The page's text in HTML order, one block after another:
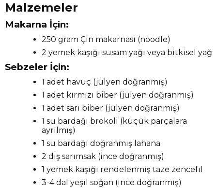
Malzemeler
Makarna İçin:
250 gram Çin makarnası (noodle)
2 yemek kaşığı susam yağı veya bitkisel yağ
Sebzeler İçin:
1 adet havuç (jülyen doğranmış)
1 adet kırmızı biber (jülyen doğranmış)
1 adet sarı biber (jülyen doğranmış)
1 su bardağı brokoli (küçük parçalara
ayrılmış)
1 su bardağı doğranmış lahana
2 diş sarımsak (ince doğranmış)
1 yemek kaşığı rendelenmiş taze zencefil
3-4 dal yeşil soğan (ince doğranmış)